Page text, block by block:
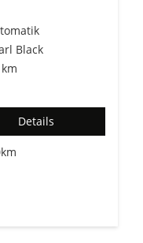
Black
Details